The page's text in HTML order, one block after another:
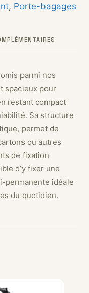
, Porte-bagages
parmi nos
spacieux pour
restant compact
Sa structure
permet de
ou autres
de fixation
d’y fixer une
permanente idéale
du quotidien.